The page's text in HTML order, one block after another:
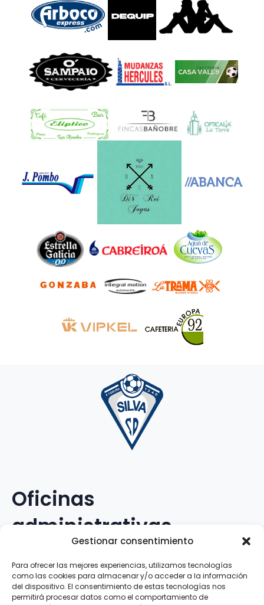
Gestionar consentimiento
Para ofrecer las mejores experiencias, utilizamos tecnologías
como las cookies para almacenar y/o acceder a la información
del dispositivo. El consentimiento de estas tecnologías nos
permitirá procesar datos como el comportamiento de
Oficinas
administrativas
Avenida Galileo Galilei, 12
15.008 · A Coruña · España